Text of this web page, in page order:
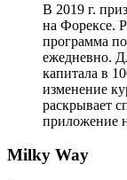
В 2019 г.
на Форексе.
программа
ежедневно.
капитала в
изменение
раскрывает
приложение
Milky Way